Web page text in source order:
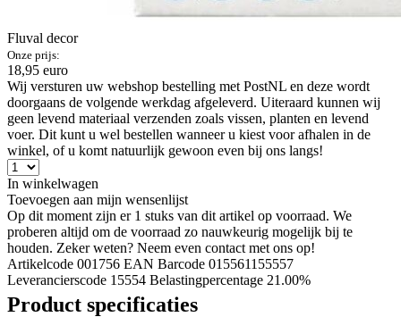
Fluval decor
Onze prijs:
18,95 euro
Wij versturen uw webshop bestelling met PostNL en deze wordt
doorgaans de volgende werkdag afgeleverd. Uiteraard kunnen wij
geen levend materiaal verzenden zoals vissen, planten en levend
voer. Dit kunt u wel bestellen wanneer u kiest voor afhalen in de
winkel, of u komt natuurlijk gewoon even bij ons langs!
In winkelwagen
Toevoegen aan mijn wensenlijst
Op dit moment zijn er 1 stuks van dit artikel op voorraad. We
proberen altijd om de voorraad zo nauwkeurig mogelijk bij te
houden. Zeker weten? Neem even contact met ons op!
Artikelcode 001756 EAN Barcode 015561155557
Leverancierscode 15554 Belastingpercentage 21.00%
Product specificaties